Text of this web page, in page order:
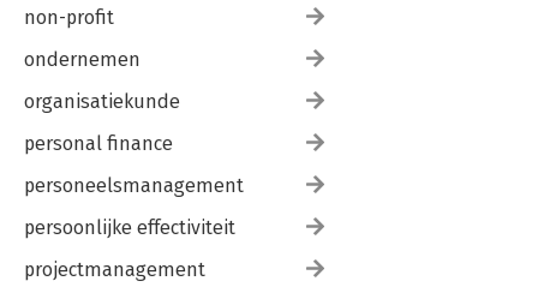
non-profit
ondernemen
organisatiekunde
personal finance
personeelsmanagement
persoonlijke effectiviteit
projectmanagement